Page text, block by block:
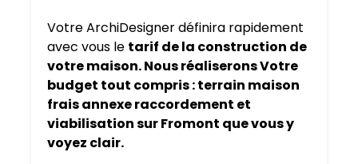
Votre ArchiDesigner définira rapidement
avec vous le tarif de la construction de
votre maison. Nous réaliserons Votre
budget tout compris : terrain maison
frais annexe raccordement et
viabilisation sur Fromont que vous y
voyez clair.